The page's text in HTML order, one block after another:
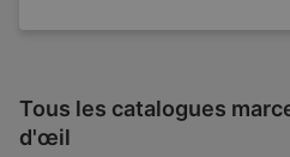
Tous les catalogues
d'œil